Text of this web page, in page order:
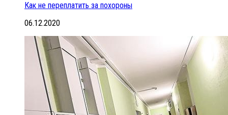
Как не переплатить за похороны
06.12.2020